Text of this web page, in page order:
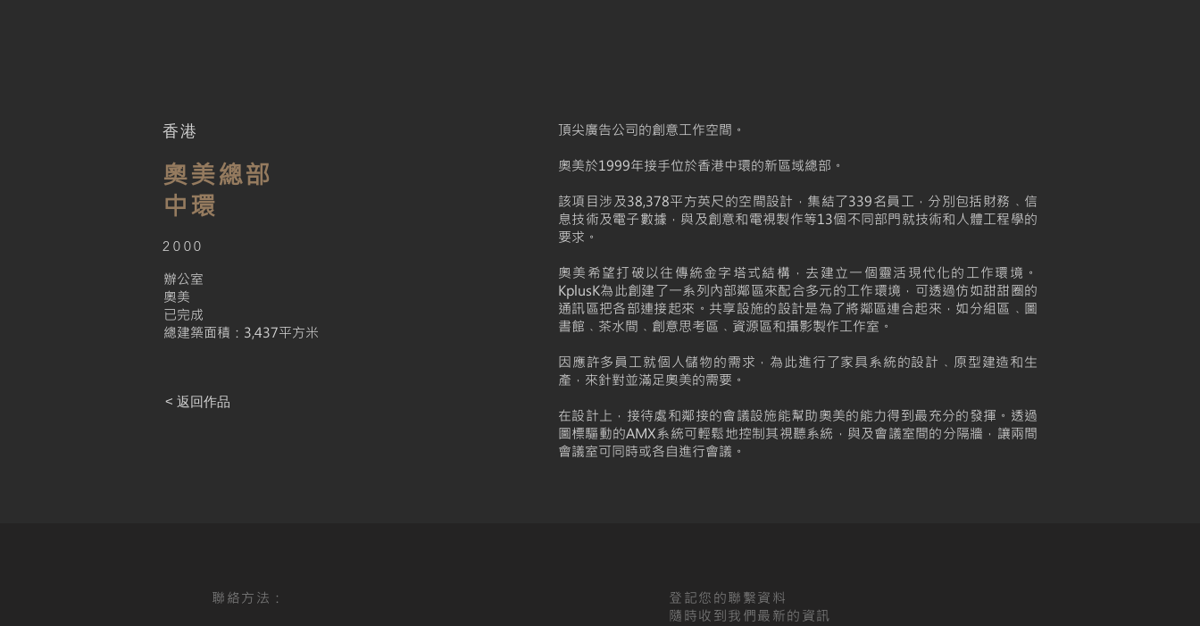
​香港
奧美總部
中環
2000
辦公室
奧美
已完成
總建築面積：3,437平方米
< 返回作品
頂尖廣告公司的創意工作空間。
奧美於1999年接手位於香港中環的新區域總部。
該項目涉及38,378平方英尺的空間設計，集結了339名員工，分別包括財務﹑信
息技術及電子數據，與及創意和電視製作等13個不同部門就技術和人體工程學的
要求。
奧美希望打破以往傳統金字塔式結構，去建立一個靈活現代化的工作環境。
KplusK為此創建了一系列內部鄰區來配合多元的工作環境，可透過仿如甜甜圈的
通訊區把各部連接起來。共享設施的設計是為了將鄰區連合起來，如分組區﹑圖
書館﹑茶水間﹑創意思考區﹑資源區和攝影製作工作室。
因應許多員工就個人儲物的需求，為此進行了家具系統的設計﹑原型建造和生
產，來針對並滿足奧美的需要。
在設計上，接待處和鄰接的會議設施能幫助奧美的能力得到最充分的發揮。透過
圖標驅動的AMX系統可輕鬆地控制其視聽系統，與及會議室間的分隔牆，讓兩間
會議室可同時或各自進行會議。
聯絡方法：
​登記您的聯繫資料
隨時收到我們最新的資訊